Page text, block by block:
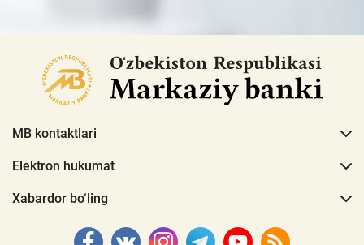
MB kontaktlari
Elektron hukumat
Xabardor bo‘ling